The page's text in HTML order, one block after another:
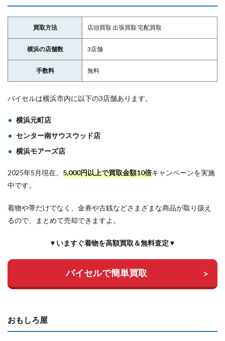
買取方法 店頭買取 出張買取 宅配買取
横浜の店舗数 3店舗
手数料 無料
バイセルは横浜市内に以下の3店舗あります。
横浜元町店
センター南サウスウッド店
横浜モアーズ店
2025年5月現在、 5,000円以上で買取金額10倍キャンペーンを実施
中です。
着物や帯だけでなく、金券や古銭などさまざまな商品が取り扱え
るので、まとめて売却できますよ。
▼いますぐ着物を高額買取＆無料査定▼
バイセルで簡単買取
おもしろ屋